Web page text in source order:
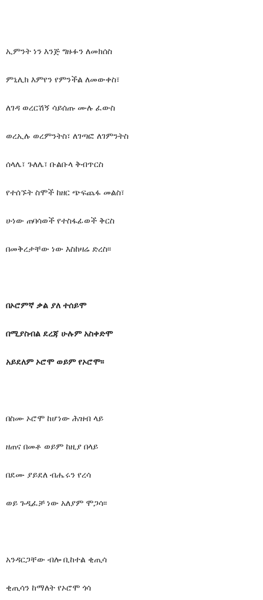
ኢምንት ነን እንጅ ግዙፉን ለመክሰስ
ምኒሊክ እምየን የምንችል ለመውቀስ፣
ለገዳ ወረርሽኝ ሳይሰጡ ሙሉ ፈውስ
ወረኢሉ ወረምንትስ፣ ለገጣፎ ለገምንትስ
ሰላሌ፣ ጉለሌ፣ ቡልቡላ ቅብጥርስ
የተሰኙት ስሞች ከዘር ጭፍጨፋ መልስ፣
ሁነው ጠባሳወች የተስፋፊወች ቅርስ
በመቅረታቸው ነው እስከዛሬ ድረስ፡፡
በኦሮምኛ ቃል ያለ ተሰይሞ
በሚያስብል ደረጃ ሁሉም አስቀድሞ
አይደለም ኦሮሞ ወይም የኦሮሞ፡፡
በስሙ ኦሮሞ ከሆነው ሕዝብ ላይ
ዘጠና በመቶ ወይም ከዚያ በላይ
በደሙ ያይደለ ብሔሩን የረሳ
ወይ ጉዲፈቻ ነው አለያም ሞጋሳ፡፡
አንዳርጋቸው ብሎ ቢከተል ቂጢሳ
ቂጢሳን ከማለት የኦሮሞ ጎሳ